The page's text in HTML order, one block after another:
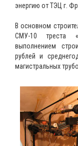
энергию от ТЭЦ г.
В основном
СМУ-10 треста
выполнением
рублей и
магистральных